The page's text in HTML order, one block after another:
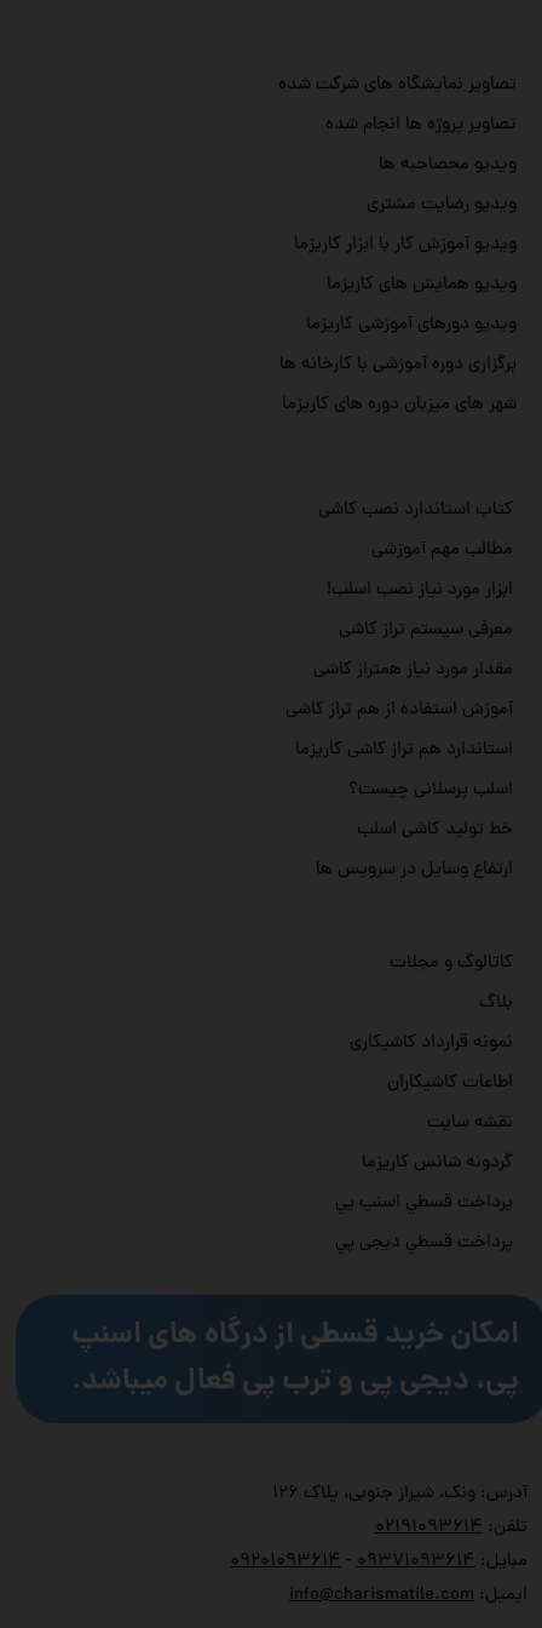
آدرس: ونک، شیراز جنوبی، پلاک ۱۲۶
تلفن:
۰۲۱۹۱۰۹۳۶۱۴
مبایل:
۰۹۳۷۱۰۹۳۶۱۴ - ۰۹۲۰۱۰۹۳۶۱۴
ایمیل:info@charismatile.com
تصاویر نمایشگاه های شرکت شده
تصاویر پروژه ها انجام شده
ویدیو محصاحبه ها
ویدیو رضایت مشتری
ویدیو آموزش کار با ابزار کاریزما
ویدیو همایش های کاریزما
ویدیو دورهای آموزشی کاریزما
برگزاری دوره آموزشی با کارخانه ها
شهر های میزبان دوره های کاریزما
کاتالوگ و مجلات
بلاگ
نمونه قرارداد کاشیکاری
اطاعات کاشیکاران
نقشه سایت
گردونه شانس کاریزما
پرداخت قسطي اسنپ پي
پرداخت قسطي دیجی پي
کتاب استاندارد نصب کاشی
مطالب مهم آموزشی
ابزار مورد نیاز نصب اسلب!
معرفی سیستم تراز کاشی
مقدار مورد نیاز همتراز کاشی
آموزش استفاده از هم تراز کاشی
استاندارد هم تراز کاشی کاریزما
اسلب پرسلانی چیست؟
خط تولید کاشی اسلب
ارتفاع وسایل در سرویس ها
امکان خرید قسطی از درگاه های اسنپ
پی، دیجی پی و ترب پی فعال میباشد.